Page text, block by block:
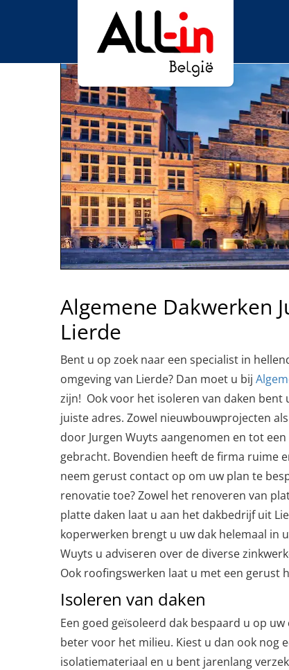
Algemene Dakwerken
Lierde
Bent u op zoek naar een specialist in
omgeving van Lierde? Dan moet u bij
zijn! Ook voor het isoleren van daken bent
juiste adres. Zowel nieuwbouwprojecten
door Jurgen Wuyts aangenomen en tot
gebracht. Bovendien heeft de firma ruime
neem gerust contact op om uw plan te
renovatie toe? Zowel het renoveren van
platte daken laat u aan het dakbedrijf uit
koperwerken brengt u uw dak helemaal in
Wuyts u adviseren over de diverse
Ook roofingswerken laat u met een gerust
Isoleren van daken
Een goed geïsoleerd dak bespaard u op
beter voor het milieu. Kiest u dan ook nog
isolatiemateriaal en u bent jarenlang